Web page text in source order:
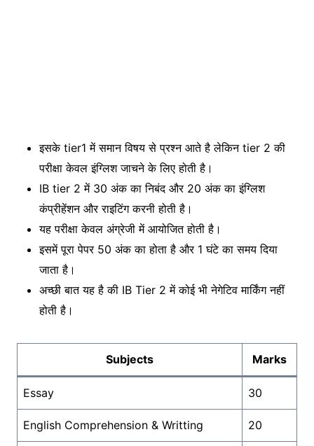
इसके tier1 में समान विषय से प्रश्न आते है लेकिन tier 2 की
परीक्षा केवल इंग्लिश जाचने के लिए होती है।
IB tier 2 में 30 अंक का निबंद और 20 अंक का इंग्लिश
कंप्रीहेंशन और राइटिंग करनी होती है।
यह परीक्षा केवल अंग्रेजी में आयोजित होती है।
इसमें पूरा पेपर 50 अंक का होता है और 1 घंटे का समय दिया
जाता है।
अच्छी बात यह है की IB Tier 2 में कोई भी नेगेटिव मार्किंग नहीं
होती है।
Subjects Marks
Essay 30
English Comprehension & Writting 20